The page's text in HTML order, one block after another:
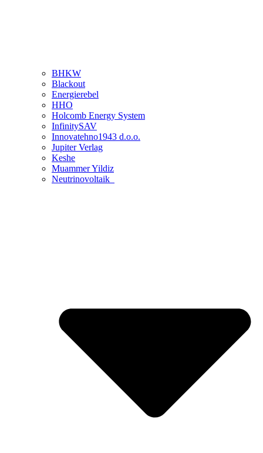
BHKW
Blackout
Energierebel
HHO
Holcomb Energy System
InfinitySAV
Innovatehno1943 d.o.o.
Jupiter Verlag
Keshe
Muammer Yildiz
Neutrinovoltaik